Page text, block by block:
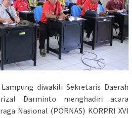
diwakili Sekretaris Daerah
Darminto menghadiri acara
Nasional (PORNAS) KORPRI XVI